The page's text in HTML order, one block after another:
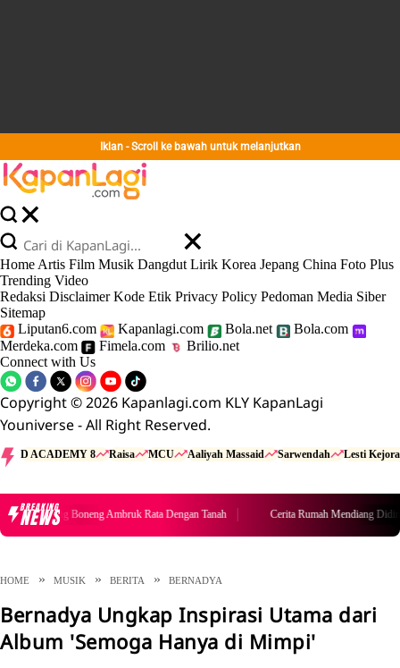
Iklan - Scroll ke bawah untuk melanjutkan
Home Artis Film Musik Dangdut Lirik Korea Jepang China Foto Plus
Trending Video
Redaksi Disclaimer Kode Etik Privacy Policy Pedoman Media Siber
Sitemap
Liputan6.com
Kapanlagi.com Bola.net
Bola.com
Merdeka.com
Fimela.com
Brilio.net
Connect with Us
Copyright © 2026 Kapanlagi.com KLY KapanLagi
Youniverse - All Right Reserved.
D ACADEMY 8 Raisa MCU Aaliyah Massaid Sarwendah Lesti Kejora
BREAKING
NEWS Cerita Rumah Mendiang Diding Boneng Ambruk Rata Dengan Tanah
HOME MUSIK BERITA BERNADYA
Bernadya Ungkap Inspirasi Utama dari
Album 'Semoga Hanya di Mimpi'